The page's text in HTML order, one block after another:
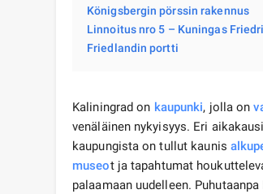
Königsbergin pörssin rakennus
Linnoitus nro 5 – Kuningas
Friedlandin portti
Kaliningrad on kaupunki, jolla on
venäläinen nykyisyys. Eri
kaupungista on tullut kaunis
museot ja tapahtumat
palaamaan uudelleen.